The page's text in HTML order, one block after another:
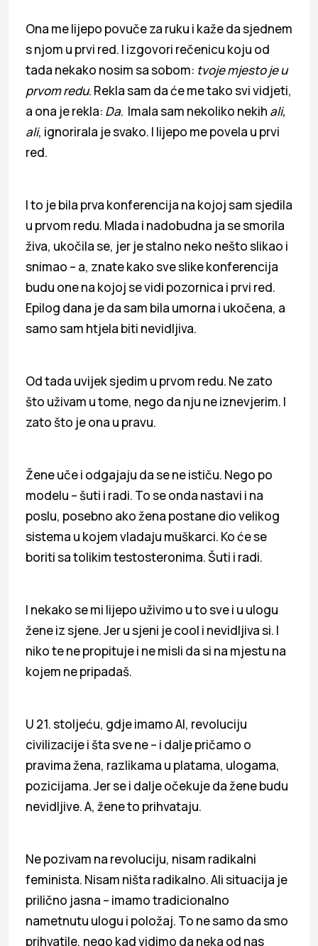
Ona me lijepo povuče za ruku i kaže da sjednem
s njom u prvi red. I izgovori rečenicu koju od
tada nekako nosim sa sobom: tvoje mjesto je u
prvom redu. Rekla sam da će me tako svi vidjeti,
a ona je rekla: Da. Imala sam nekoliko nekih ali,
ali, ignorirala je svako. I lijepo me povela u prvi
red.
I to je bila prva konferencija na kojoj sam sjedila
u prvom redu. Mlada i nadobudna ja se smorila
živa, ukočila se, jer je stalno neko nešto slikao i
snimao – a, znate kako sve slike konferencija
budu one na kojoj se vidi pozornica i prvi red.
Epilog dana je da sam bila umorna i ukočena, a
samo sam htjela biti nevidljiva.
Od tada uvijek sjedim u prvom redu. Ne zato
što uživam u tome, nego da nju ne iznevjerim. I
zato što je ona u pravu.
Žene uče i odgajaju da se ne ističu. Nego po
modelu – šuti i radi. To se onda nastavi i na
poslu, posebno ako žena postane dio velikog
sistema u kojem vladaju muškarci. Ko će se
boriti sa tolikim testosteronima. Šuti i radi.
I nekako se mi lijepo uživimo u to sve i u ulogu
žene iz sjene. Jer u sjeni je cool i nevidljiva si. I
niko te ne propituje i ne misli da si na mjestu na
kojem ne pripadaš.
U 21. stoljeću, gdje imamo AI, revoluciju
civilizacije i šta sve ne – i dalje pričamo o
pravima žena, razlikama u platama, ulogama,
pozicijama. Jer se i dalje očekuje da žene budu
nevidljive. A, žene to prihvataju.
Ne pozivam na revoluciju, nisam radikalni
feminista. Nisam ništa radikalno. Ali situacija je
prilično jasna – imamo tradicionalno
nametnutu ulogu i položaj. To ne samo da smo
prihvatile, nego kad vidimo da neka od nas